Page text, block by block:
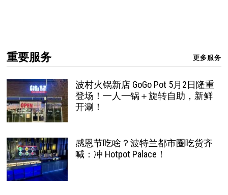
重要服务 更多服务
波村火锅新店 GoGo Pot 5月2日隆重
登场！一人一锅＋旋转自助，新鲜
开涮！
感恩节吃啥？波特兰都市圈吃货齐
喊：冲 Hotpot Palace！